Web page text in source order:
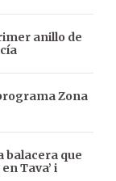
anillo de
Zona
balacera que
Tava’ i